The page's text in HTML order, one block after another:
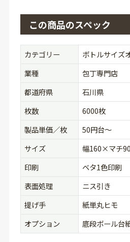
この商品のスペック
カテゴリー
ボトルサイズ
業種
包丁専門店
都道府県
石川県
枚数
6000枚
製品単価／枚
50円台〜
サイズ
幅160×マチ
印刷
ベタ1色印刷
表面処理
ニス引き
提げ手
紙単丸ヒモ
オプション
底段ボール台